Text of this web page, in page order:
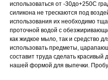
использоваться от -30до+250С
силикона не трескаются под
использования их необходимо
проточной водой с
как жидкое мыло, так и средство
использовать предметы,
составит труда сделать красивый
нашей формой для выпечки.